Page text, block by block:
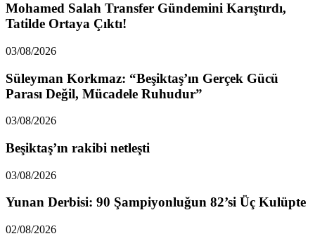
Mohamed Salah Transfer Gündemini Karıştırdı,
Tatilde Ortaya Çıktı!
03/08/2026
Süleyman Korkmaz: “Beşiktaş’ın Gerçek Gücü
Parası Değil, Mücadele Ruhudur”
03/08/2026
Beşiktaş’ın rakibi netleşti
03/08/2026
Yunan Derbisi: 90 Şampiyonluğun 82’si Üç Kulüpte
02/08/2026